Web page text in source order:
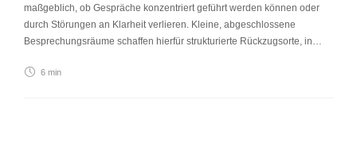
maßgeblich, ob Gespräche konzentriert geführt werden können oder
durch Störungen an Klarheit verlieren. Kleine, abgeschlossene
Besprechungsräume schaffen hierfür strukturierte Rückzugsorte, in…
6 min